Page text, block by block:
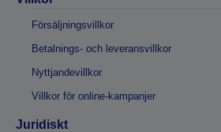
Försäljningsvillkor
Betalnings- och leveransvillkor
Nyttjandevillkor
Villkor för online-kampanjer
Juridiskt